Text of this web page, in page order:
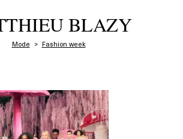
BLAZY
Mode Fashion week